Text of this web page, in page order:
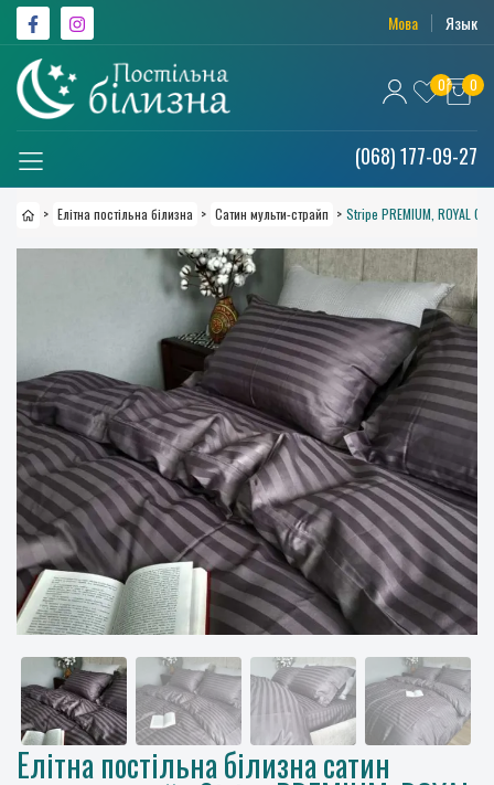
Мова Язык
0 0
(068) 177-09-27
> Елітна постільна білизна > Сатин мульти-страйп > Stripe PREMIUM, ROYAL
Елітна постільна білизна сатин